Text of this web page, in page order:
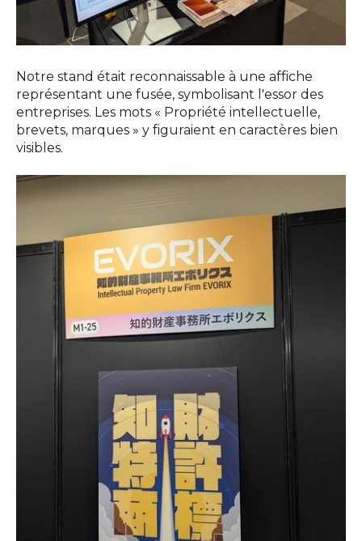
Notre stand était reconnaissable à une affiche
représentant une fusée, symbolisant l'essor des
entreprises. Les mots « Propriété intellectuelle,
brevets, marques » y figuraient en caractères bien
visibles.